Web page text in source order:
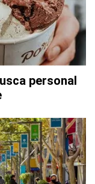
personal